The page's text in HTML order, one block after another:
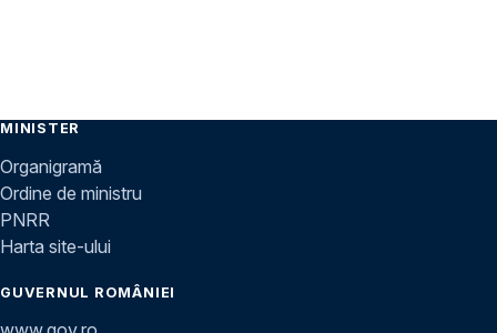
MINISTER
Organigramă
Ordine de ministru
PNRR
Harta site-ului
GUVERNUL ROMÂNIEI